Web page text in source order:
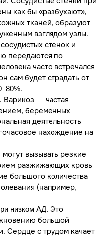
как бы «разбухают»,
тканей, образуют
взглядом узлы.
стенок и
передаются по
часто встречался
сам будет страдать от
.
Варикоз — частая
беременных
деятельность
нахождение на
могут вызывать резкие
разжижающих кровь
большого количества
(например,
низком АД. Это
большой
Сердце с трудом качает